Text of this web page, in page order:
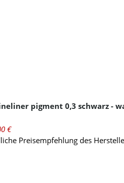
pigment 0,3 schwarz -
€
Preisempfehlung des